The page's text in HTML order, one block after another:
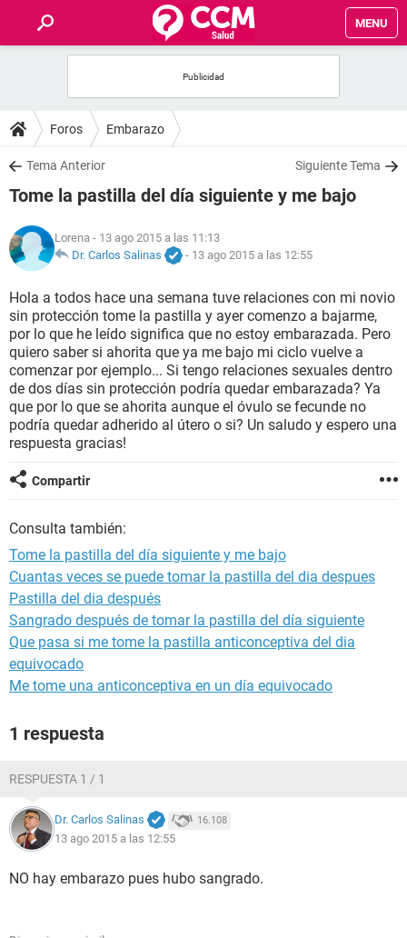
MENU
FOROS
SALUD
NUTRICIÓN
BIENESTAR
SEXUALIDAD
GLOSARIO
Foros Embarazo
Tema Anterior Siguiente Tema
Tome la pastilla del día siguiente y me bajo
Lorena - 13 ago 2015 a las 11:13
Dr. Carlos Salinas
- 13 ago 2015 a las 12:55
Hola a todos hace una semana tuve relaciones con mi novio
sin protección tome la pastilla y ayer comenzo a bajarme,
por lo que he leído significa que no estoy embarazada. Pero
quiero saber si ahorita que ya me bajo mi ciclo vuelve a
comenzar por ejemplo... Si tengo relaciones sexuales dentro
de dos días sin protección podría quedar embarazada? Ya
que por lo que se ahorita aunque el óvulo se fecunde no
podría quedar adherido al útero o si? Un saludo y espero una
respuesta gracias!
Compartir
Consulta también:
Tome la pastilla del día siguiente y me bajo
Cuantas veces se puede tomar la pastilla del dia despues
Pastilla del dia después
Sangrado después de tomar la pastilla del día siguiente
Que pasa si me tome la pastilla anticonceptiva del dia
equivocado
Me tome una anticonceptiva en un día equivocado
1 respuesta
RESPUESTA 1 / 1
Dr. Carlos Salinas 16.108
13 ago 2015 a las 12:55
NO hay embarazo pues hubo sangrado.